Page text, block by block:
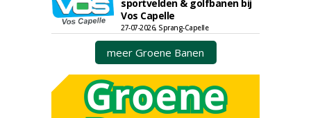
sportvelden & golfbanen bij
Vos Capelle
27-07-2026, Sprang-Capelle
meer Groene Banen